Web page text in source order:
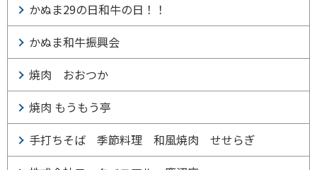
かぬま29の日和牛の日！！
かぬま和牛振興会
焼肉 おおつか
焼肉 もうもう亭
手打ちそば 季節料理 和風焼肉 せせらぎ